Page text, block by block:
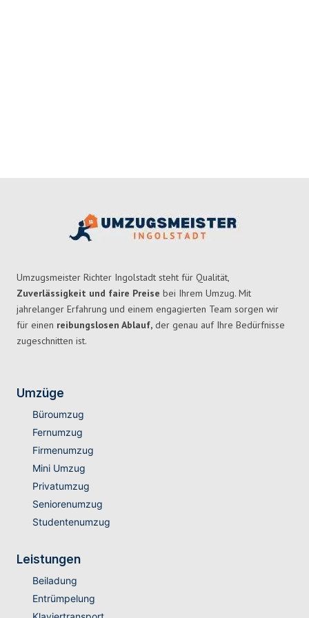
Umzugsmeister Richter Ingolstadt steht für Qualität,
Zuverlässigkeit und faire Preise bei Ihrem Umzug. Mit
jahrelanger Erfahrung und einem engagierten Team sorgen wir
für einen reibungslosen Ablauf, der genau auf Ihre Bedürfnisse
zugeschnitten ist.
Umzüge
Büroumzug
Fernumzug
Firmenumzug
Mini Umzug
Privatumzug
Seniorenumzug
Studentenumzug
Leistungen
Beiladung
Entrümpelung